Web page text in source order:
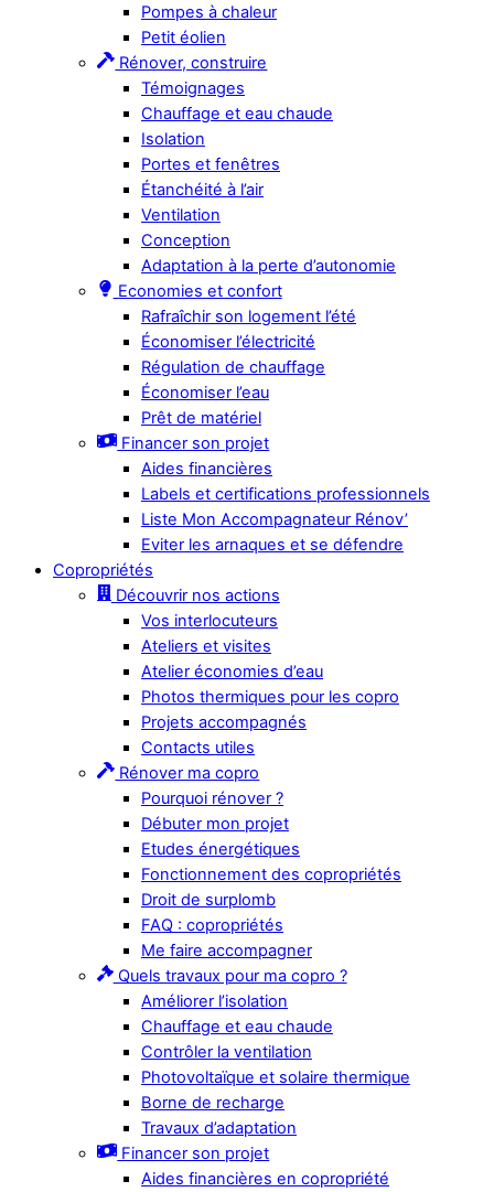
Pompes à chaleur
Petit éolien
Rénover, construire
Témoignages
Chauffage et eau chaude
Isolation
Portes et fenêtres
Étanchéité à l’air
Ventilation
Conception
Adaptation à la perte d’autonomie
Economies et confort
Rafraîchir son logement l’été
Économiser l’électricité
Régulation de chauffage
Économiser l’eau
Prêt de matériel
Financer son projet
Aides financières
Labels et certifications professionnels
Liste Mon Accompagnateur Rénov’
Eviter les arnaques et se défendre
Copropriétés
Découvrir nos actions
Vos interlocuteurs
Ateliers et visites
Atelier économies d’eau
Photos thermiques pour les copro
Projets accompagnés
Contacts utiles
Rénover ma copro
Pourquoi rénover ?
Débuter mon projet
Etudes énergétiques
Fonctionnement des copropriétés
Droit de surplomb
FAQ : copropriétés
Me faire accompagner
Quels travaux pour ma copro ?
Améliorer l’isolation
Chauffage et eau chaude
Contrôler la ventilation
Photovoltaïque et solaire thermique
Borne de recharge
Travaux d’adaptation
Financer son projet
Aides financières en copropriété